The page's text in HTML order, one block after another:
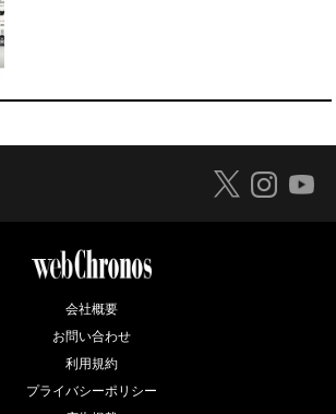
会社概要
お問い合わせ
利用規約
プライバシーポリシー